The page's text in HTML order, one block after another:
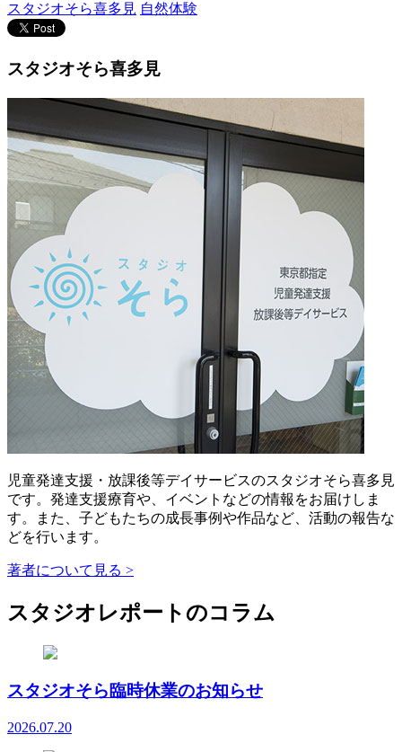
スタジオそら喜多見 自然体験
スタジオそら喜多見
児童発達支援・放課後等デイサービスのスタジオそら喜多見
です。発達支援療育や、イベントなどの情報をお届けしま
す。また、子どもたちの成長事例や作品など、活動の報告な
どを行います。
著者について見る >
スタジオレポートのコラム
スタジオそら臨時休業のお知らせ
2026.07.20